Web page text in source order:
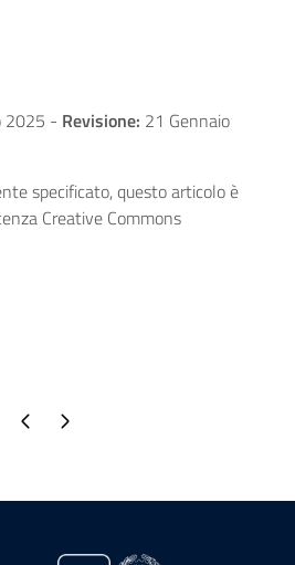
2025 - Revisione: 21 Gennaio
specificato, questo articolo è
Creative Commons
precedente
Pagina successiva